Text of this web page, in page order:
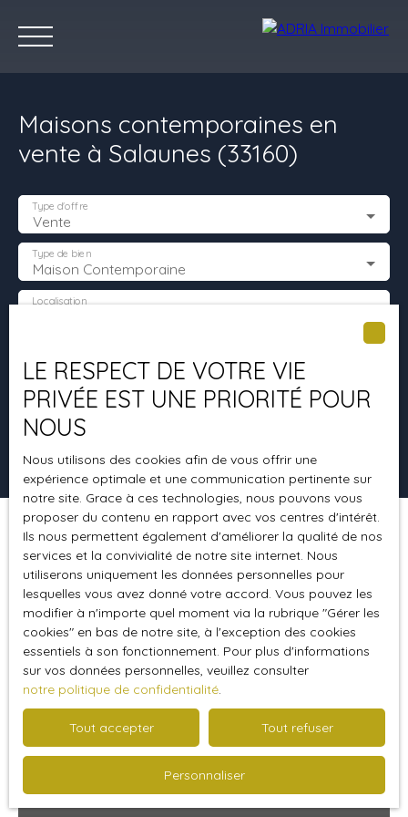
Accueil Acheter
Maisons contemporaines en
vente à Salaunes (33160)
Vente
Type d'offre
Maison Contemporaine
Type de bien
Localisation
Surface min (m²)
Rechercher
Pertinence
Trier par Créer une alerte
296 000€
Coup de cœur
LE RESPECT DE VOTRE VIE
PRIVÉE EST UNE PRIORITÉ POUR
NOUS
Nous utilisons des cookies afin de vous offrir une
expérience optimale et une communication pertinente sur
notre site. Grace à ces technologies, nous pouvons vous
proposer du contenu en rapport avec vos centres d'intérêt.
Ils nous permettent également d'améliorer la qualité de nos
services et la convivialité de notre site internet. Nous
utiliserons uniquement les données personnelles pour
lesquelles vous avez donné votre accord. Vous pouvez les
modifier à n'importe quel moment via la rubrique ″Gérer les
cookies″ en bas de notre site, à l'exception des cookies
essentiels à son fonctionnement. Pour plus d'informations
sur vos données personnelles, veuillez consulter
notre politique de confidentialité.
Tout accepter Tout refuser
Personnaliser